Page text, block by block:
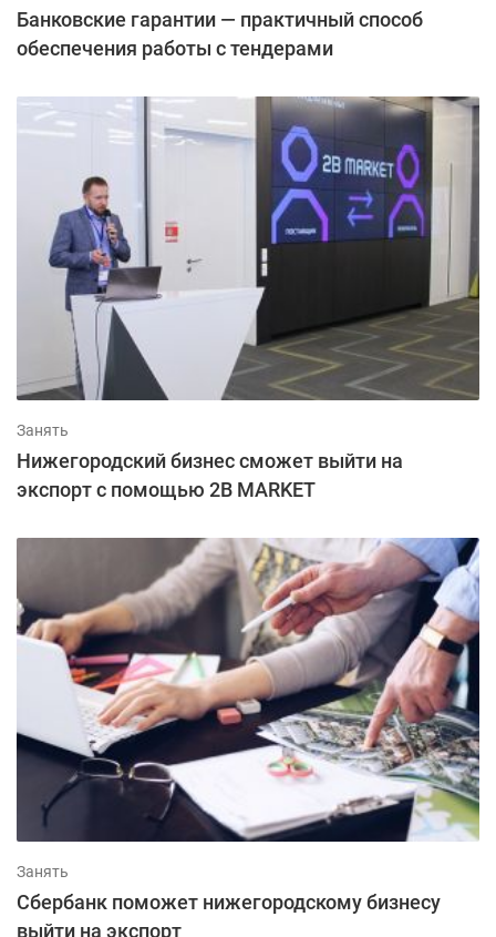
Банковские гарантии — практичный способ
обеспечения работы с тендерами
Занять
Нижегородский бизнес сможет выйти на
экспорт с помощью 2B MARKET
Занять
Сбербанк поможет нижегородскому бизнесу
выйти на экспорт